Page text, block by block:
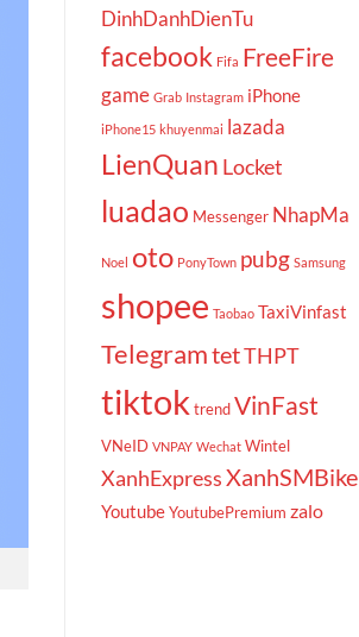
DinhDanhDienTu
facebook Fifa FreeFire
game Grab Instagram iPhone
iPhone15 khuyenmai lazada
LienQuan Locket
luadao Messenger NhapMa
Noel oto PonyTown pubg Samsung
shopee Taobao TaxiVinfast
TelegramtetTHPT
tiktok trend VinFast
VNeID VNPAY Wechat Wintel
XanhExpressXanhSMBike
Youtube YoutubePremium zalo